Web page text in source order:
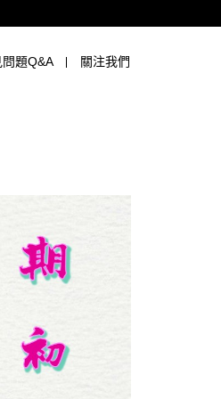
問題Q&A 關注我們